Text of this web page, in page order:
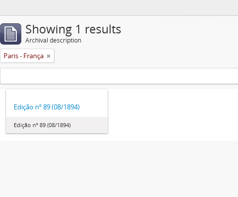
Showing 1 results
Archival description
Paris - França
Edição nº 89 (08/1894)
Edição nº 89 (08/1894)